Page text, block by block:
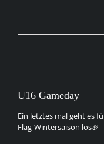
Bild
U16 Gameday
Ein letztes mal geht es
Flag-Wintersaison los🏈